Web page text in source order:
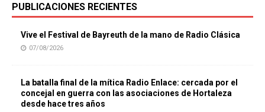
PUBLICACIONES RECIENTES
Vive el Festival de Bayreuth de la mano de Radio Clásica
07/08/2026
La batalla final de la mítica Radio Enlace: cercada por el
concejal en guerra con las asociaciones de Hortaleza
desde hace tres años